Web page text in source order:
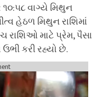
વાગ્યે મિથુન
હેઠળ મિથુન રાશિમાં
રાશિઓ માટે પ્રેમ, પૈસા
કરી રહ્યો છે.